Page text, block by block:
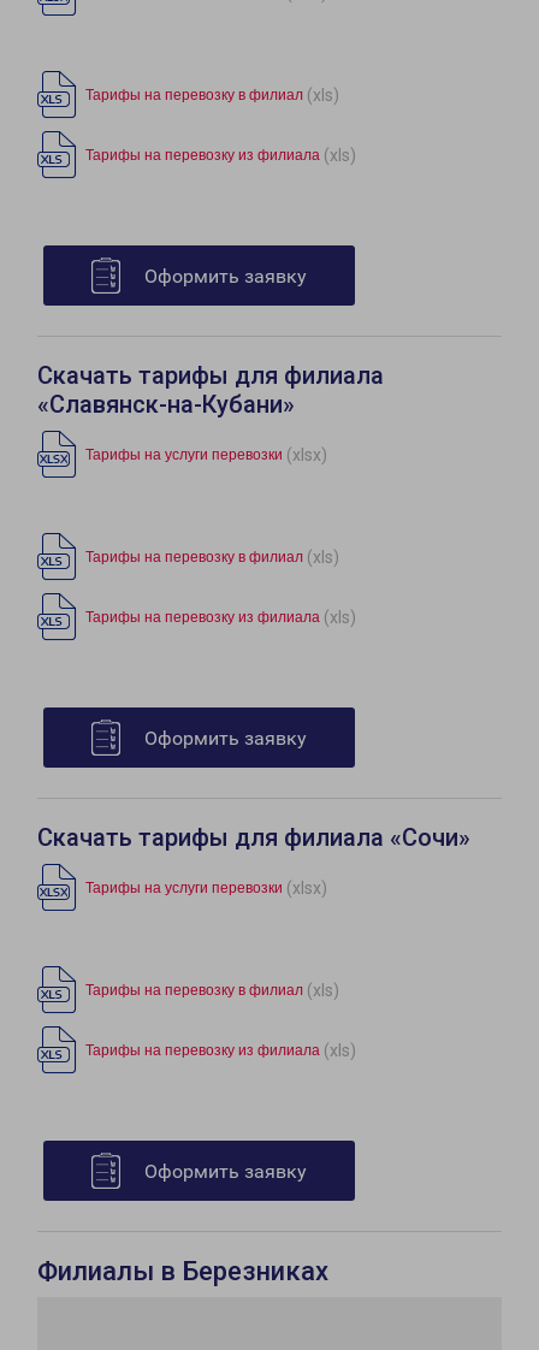
Тарифы на перевозку в филиал (xls)
Тарифы на перевозку из филиала (xls)
Оформить заявку
Скачать тарифы для филиала
«Славянск-на-Кубани»
Тарифы на услуги перевозки (xlsx)
Тарифы на перевозку в филиал (xls)
Тарифы на перевозку из филиала (xls)
Оформить заявку
Скачать тарифы для филиала «Сочи»
Тарифы на услуги перевозки (xlsx)
Тарифы на перевозку в филиал (xls)
Тарифы на перевозку из филиала (xls)
Оформить заявку
Филиалы в Березниках